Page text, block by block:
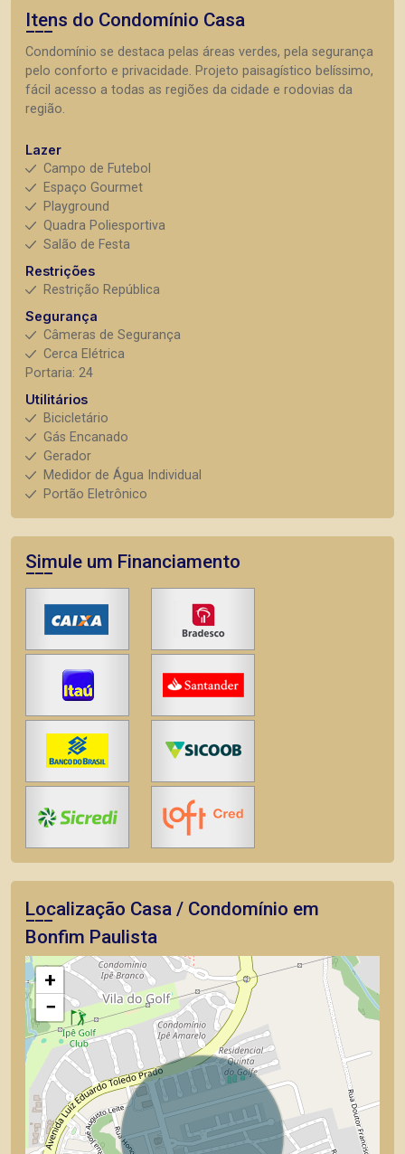
Itens do Condomínio Casa
Condomínio se destaca pelas áreas verdes, pela segurança
pelo conforto e privacidade. Projeto paisagístico belíssimo,
fácil acesso a todas as regiões da cidade e rodovias da
região.
Lazer
Campo de Futebol
Espaço Gourmet
Playground
Quadra Poliesportiva
Salão de Festa
Restrições
Restrição República
Segurança
Câmeras de Segurança
Cerca Elétrica
Portaria: 24
Utilitários
Bicicletário
Gás Encanado
Gerador
Medidor de Água Individual
Portão Eletrônico
Simule um Financiamento
Localização Casa / Condomínio em
Bonfim Paulista
+
−